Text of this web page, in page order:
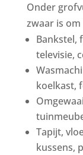
Onder
zwaar is
Bankstel,
televisie,
koelkast,
Tapijt,
kussens,